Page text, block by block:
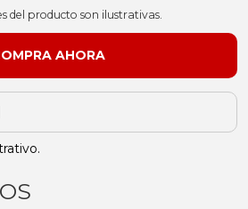
del producto son ilustrativas.